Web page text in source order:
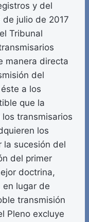
y del
julio de 2017
Tribunal
manera directa
del
a los
que la
transmisarios
los
la sucesión del
del primer
doctrina,
en lugar de
transmisión
Pleno excluye